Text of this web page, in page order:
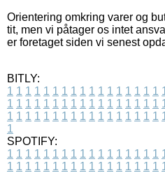
Orientering omkring varer og
tit, men vi påtager os intet
er foretaget siden vi senest
BITLY:
1 1 1 1 1 1 1 1 1 1 1 1 1 1 1 1 1
1 1 1 1 1 1 1 1 1 1 1 1 1 1 1 1 1
1 1 1 1 1 1 1 1 1 1 1 1 1 1 1 1 1
1
SPOTIFY:
1 1 1 1 1 1 1 1 1 1 1 1 1 1 1 1 1
1 1 1 1 1 1 1 1 1 1 1 1 1 1 1 1 1